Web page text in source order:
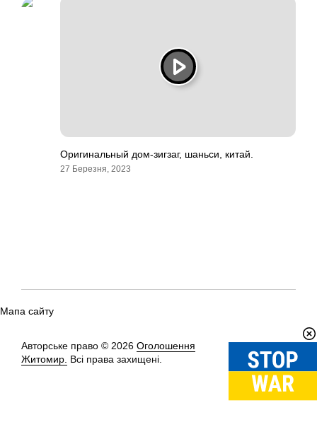
Оригинальный дом-зигзаг, шаньси, китай.
27 Березня, 2023
Мапа сайту
Авторське право © 2026 Оголошення
Житомир. Всі права захищені.
Вгору↑